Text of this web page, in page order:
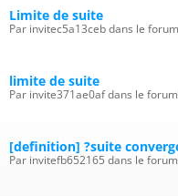
Limite de suite
Par invitec5a13ceb dans le
limite de suite
Par invite371ae0af dans le
[definition] ?suite
Par invitefb652165 dans le